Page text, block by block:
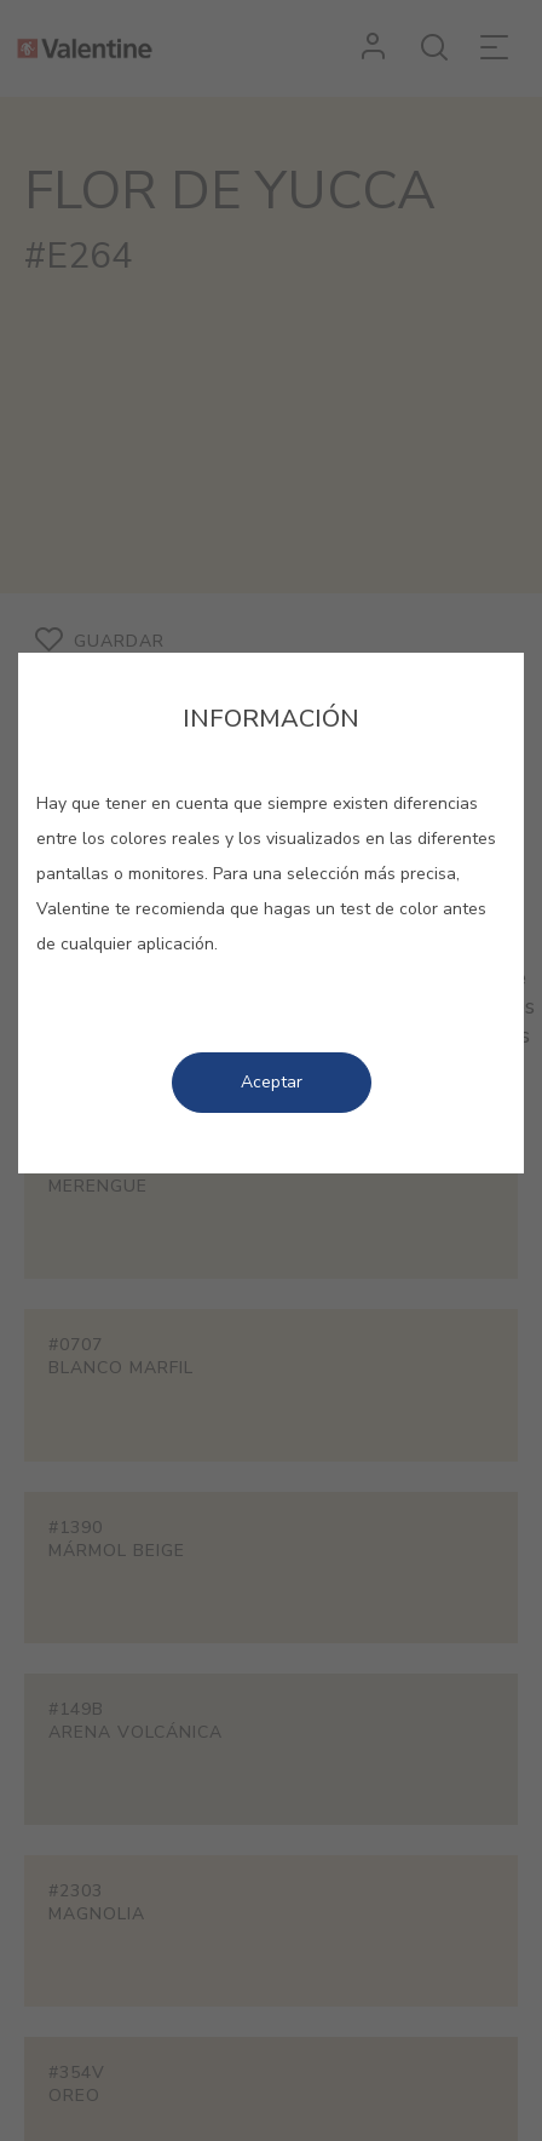
FLOR DE YUCCA
#E264
GUARDAR
COLORES RELACIONADOS
Con toques naturales, los crema resultan muy
elegantes y sobrios. Ideales para dar un nuevo aire
a tu hogar, gana en calidez y confort y aprovéchalos
como base perfecta para destacar otros elementos
MERENGUE
#0707
BLANCO MARFIL
#1390
MÁRMOL BEIGE
#149B
ARENA VOLCÁNICA
#2303
MAGNOLIA
#354V
OREO
INFORMACIÓN
Hay que tener en cuenta que siempre existen diferencias
entre los colores reales y los visualizados en las diferentes
pantallas o monitores. Para una selección más precisa,
Valentine te recomienda que hagas un test de color antes
de cualquier aplicación.
Aceptar